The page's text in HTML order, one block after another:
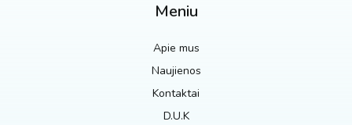
Meniu
Apie mus
Naujienos
Kontaktai
D.U.K